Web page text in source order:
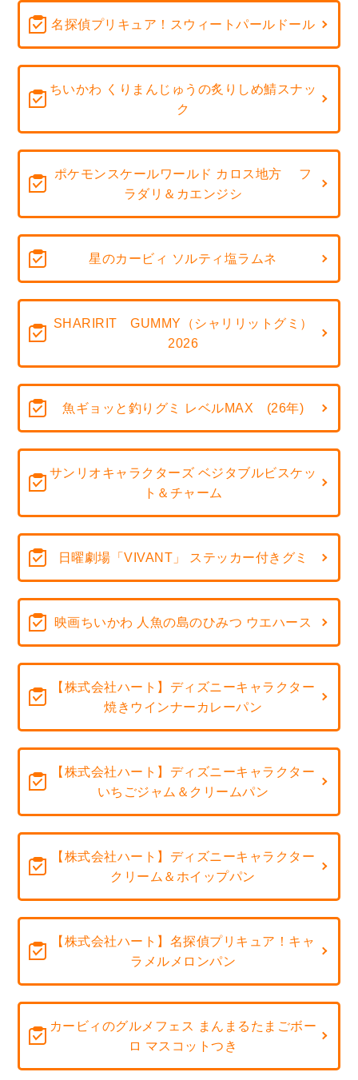
名探偵プリキュア！スウィートパールドール
ちいかわ くりまんじゅうの炙りしめ鯖スナッ
ク
ポケモンスケールワールド カロス地方 フ
ラダリ＆カエンジシ
星のカービィ ソルティ塩ラムネ
SHARIRIT GUMMY（シャリリットグミ）
2026
魚ギョッと釣りグミ レベルMAX (26年)
サンリオキャラクターズ ベジタブルビスケッ
ト＆チャーム
日曜劇場「VIVANT」 ステッカー付きグミ
映画ちいかわ 人魚の島のひみつ ウエハース
【株式会社ハート】ディズニーキャラクター
焼きウインナーカレーパン
【株式会社ハート】ディズニーキャラクター
いちごジャム＆クリームパン
【株式会社ハート】ディズニーキャラクター
クリーム＆ホイップパン
【株式会社ハート】名探偵プリキュア！キャ
ラメルメロンパン
カービィのグルメフェス まんまるたまごボー
ロ マスコットつき